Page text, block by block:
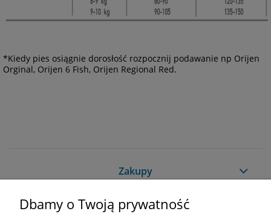
*Kiedy pies osiągnie dorosłość rozpocznij podawanie np Orijen
Orginal, Orijen 6 Fish, Orijen Regional Red.
Zakupy
Pomoc
Dbamy o Twoją prywatność